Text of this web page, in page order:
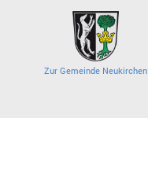
Zur Gemeinde Neukirchen